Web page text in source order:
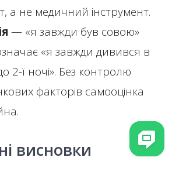
а не медичний інструмент.
— «я завжди був совою»
«я завжди дивився в
2-ї ночі». Без контролю
факторів самооцінка
висновки